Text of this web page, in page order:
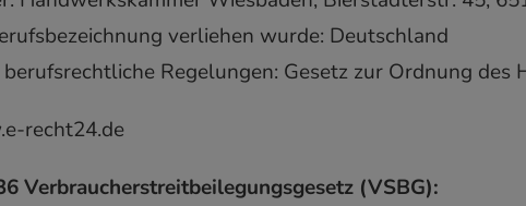
verliehen wurde: Deutschland
Regelungen: Gesetz zur Ordnung des
recht24.de
Verbraucherstreitbeilegungsgesetz (VSBG):